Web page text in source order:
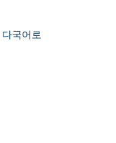
국어로